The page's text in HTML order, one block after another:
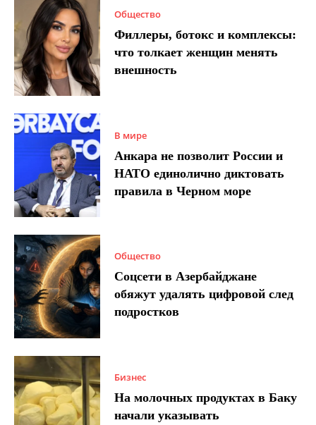
Общество
Филлеры, ботокс и комплексы:
что толкает женщин менять
внешность
В мире
Анкара не позволит России и
НАТО единолично диктовать
правила в Черном море
Общество
Соцсети в Азербайджане
обяжут удалять цифровой след
подростков
Бизнес
На молочных продуктах в Баку
начали указывать